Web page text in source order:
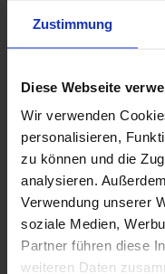
Zustimmung
Diese Webseite
Wir verwenden
personalisieren,
zu können und die
analysieren.
Verwendung unserer
soziale Medien,
Partner führen diese
weiteren Daten
€ 5.633p.p. €
Alleen Cruise
Caribbean vanaf
VASCO DA GAMA
Van Lissabon
VASCO DA GAMA